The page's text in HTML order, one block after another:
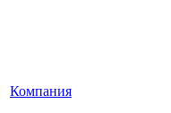
Компания